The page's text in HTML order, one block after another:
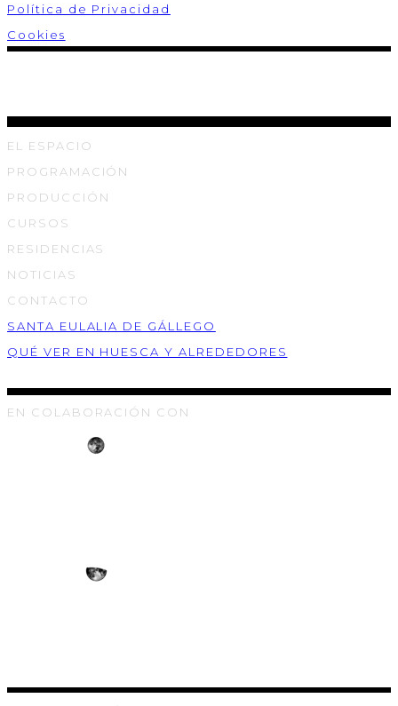
Política de Privacidad
Cookies
EL ESPACIO
PROGRAMACIÓN
PRODUCCIÓN
CURSOS
RESIDENCIAS
NOTICIAS
CONTACTO
SANTA EULALIA DE GÁLLEGO
QUÉ VER EN HUESCA Y ALREDEDORES
EN COLABORACIÓN CON